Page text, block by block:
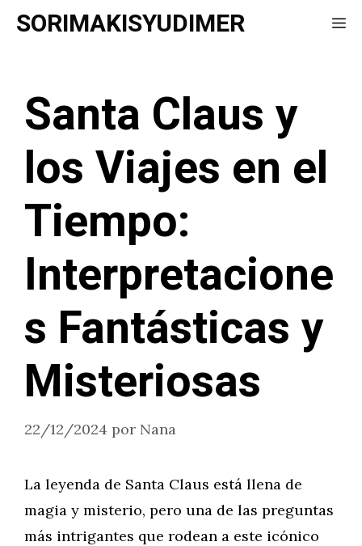
Saltar
SORIMAKISYUDIMER
Santa Claus y
los Viajes en el
Tiempo:
Interpretacione
s Fantásticas y
Misteriosas
22/12/2024 por Nana
La leyenda de Santa Claus está llena de
magia y misterio, pero una de las preguntas
más intrigantes que rodean a este icónico